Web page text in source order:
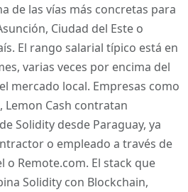
de las vías más concretas para
Ciudad del Este o
El rango salarial típico está en
varias veces por encima del
mercado local. Empresas como
Lemon Cash contratan
Solidity desde Paraguay, ya
o empleado a través de
o Remote.com. El stack que
Solidity con Blockchain,